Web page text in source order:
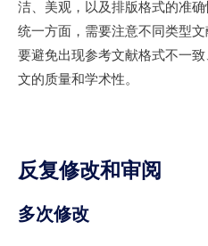
洁、美观，以及排版格式的准
统一方面，需要注意不同类型文
要避免出现参考文献格式不一
文的质量和学术性。
反复修改和审阅
多次修改